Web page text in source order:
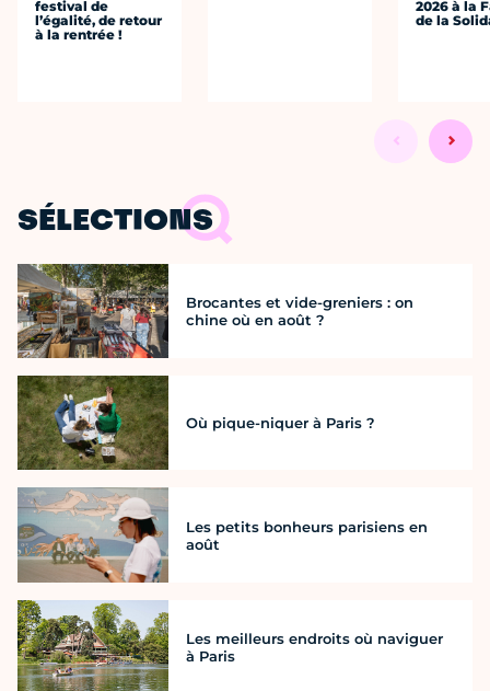
festival de
l’égalité, de retour
à la rentrée !
2026 à la
de la
SÉLECTIONS
Brocantes et vide-greniers : on
chine où en août ?
Où pique-niquer à Paris ?
Les petits bonheurs parisiens en
août
Les meilleurs endroits où naviguer
à Paris